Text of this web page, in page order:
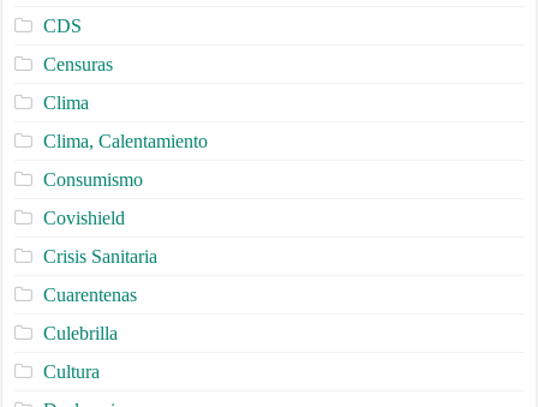
CDS
Censuras
Clima
Clima, Calentamiento
Consumismo
Covishield
Crisis Sanitaria
Cuarentenas
Culebrilla
Cultura